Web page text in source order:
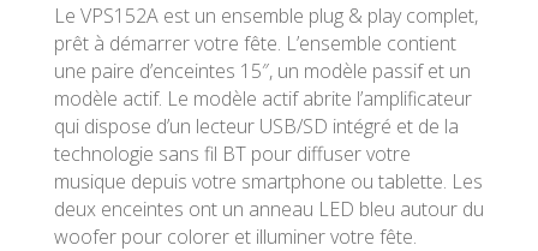
Le VPS152A est un ensemble plug & play complet,
prêt à démarrer votre fête. L’ensemble contient
une paire d’enceintes 15″, un modèle passif et un
modèle actif. Le modèle actif abrite l’amplificateur
qui dispose d’un lecteur USB/SD intégré et de la
technologie sans fil BT pour diffuser votre
musique depuis votre smartphone ou tablette. Les
deux enceintes ont un anneau LED bleu autour du
woofer pour colorer et illuminer votre fête.